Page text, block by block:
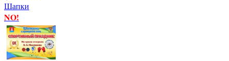
Шапки
NO!